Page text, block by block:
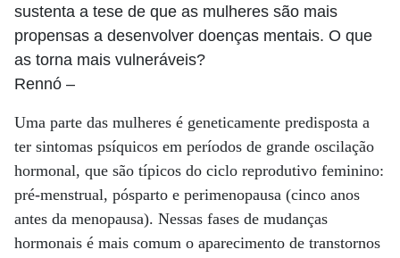
sustenta a tese de que as mulheres são mais
propensas a desenvolver doenças mentais. O que
as torna mais vulneráveis?
Rennó –
Uma parte das mulheres é geneticamente predisposta a
ter sintomas psíquicos em períodos de grande oscilação
hormonal, que são típicos do ciclo reprodutivo feminino:
pré-menstrual, pósparto e perimenopausa (cinco anos
antes da menopausa). Nessas fases de mudanças
hormonais é mais comum o aparecimento de transtornos